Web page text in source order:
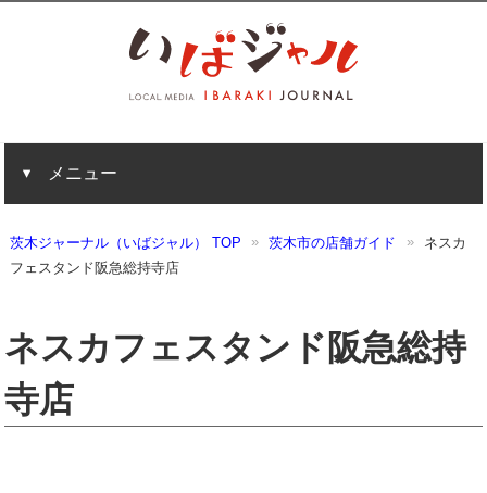
メニュー
茨木ジャーナル（いばジャル） TOP 茨木市の店舗ガイド
ネスカ
フェスタンド阪急総持寺店
ネスカフェスタンド阪急総持
寺店